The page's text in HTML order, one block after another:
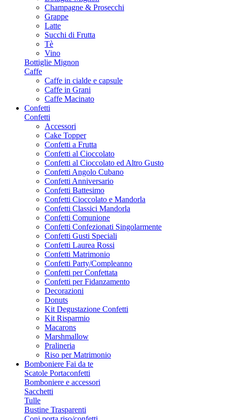
Champagne & Prosecchi
Grappe
Latte
Succhi di Frutta
Tè
Vino
Bottiglie Mignon
Caffe
Caffe in cialde e capsule
Caffe in Grani
Caffe Macinato
Confetti
Confetti
Accessori
Cake Topper
Confetti a Frutta
Confetti al Cioccolato
Confetti al Cioccolato ed Altro Gusto
Confetti Angolo Cubano
Confetti Anniversario
Confetti Battesimo
Confetti Cioccolato e Mandorla
Confetti Classici Mandorla
Confetti Comunione
Confetti Confezionati Singolarmente
Confetti Gusti Speciali
Confetti Laurea Rossi
Confetti Matrimonio
Confetti Party/Compleanno
Confetti per Confettata
Confetti per Fidanzamento
Decorazioni
Donuts
Kit Degustazione Confetti
Kit Risparmio
Macarons
Marshmallow
Pralineria
Riso per Matrimonio
Bomboniere Fai da te
Scatole Portaconfetti
Bomboniere e accessori
Sacchetti
Tulle
Bustine Trasparenti